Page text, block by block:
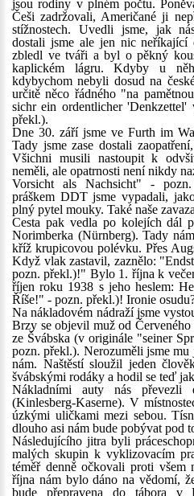
jsou rodiny v plném počtu.
Češi zadržovali, Američané ji
stížnostech. Uvedli jsme, jak
dostali jsme ale jen nic
zbledl ve tváři a byl o pěkný
kaplickém lágru. Kdyby u
kdybychom nebyli dosud na
určitě něco řádného "na
sichr ein ordentlicher
překl.).
Dne 30. září jsme ve Furth im
Tady jsme zase dostali
Všichni musili nastoupit k
neměli, ale opatrnosti není nikdy
Vorsicht als Nachsicht" -
práškem DDT jsme vypadali,
plný pytel mouky. Také naše
Cesta pak vedla po kolejích dál
Norimberka (Nürnberg). Tady
kříž krupicovou polévku. Přes
Když vlak zastavil, zaznělo:
pozn. překl.)!" Bylo 1. října k
říjen roku 1938 s jeho heslem:
Říše!" - pozn. překl.)! Ironie
Na nákladovém nádraží jsme
Brzy se objevil muž od
ze Švábska (v originále "seiner
pozn. překl.). Nerozuměli jsme mu
nám. Naštěstí sloužil jeden
švábskými rodáky a hodil se teď
Nákladními auty nás převezli
(Kinlesberg-Kaserne). V
úzkými uličkami mezi sebou.
dlouho asi nám bude pobývat pod
Následujícího jitra byli
malých skupin k vyklizovacím
téměř denně očkovali proti všem
října nám bylo dáno na vědomí,
bude přepravena do tábora v